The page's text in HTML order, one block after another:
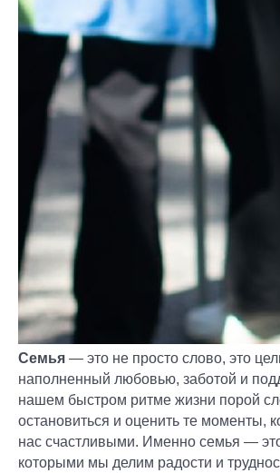
Семья — это не просто слово, это
наполненный любовью, заботой и
нашем быстром ритме жизни порой
остановиться и оценить те моменты,
нас счастливыми. Именно семья —
которыми мы делим радости и